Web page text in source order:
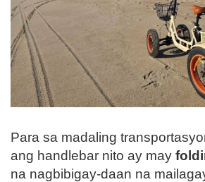
Para sa madaling
ang handlebar nito ay may
na nagbibigay-daan na